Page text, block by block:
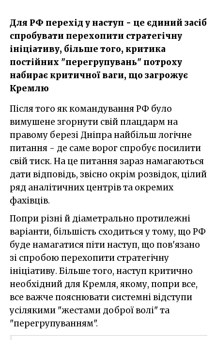
Для РФ перехід у наступ - це єдиний засіб
спробувати перехопити стратегічну
ініціативу, більше того, критика
постійних "перегрупувань" потроху
набирає критичної ваги, що загрожує
Кремлю
Після того як командування РФ було
вимушене згорнути свій плацдарм на
правому березі Дніпра найбільш логічне
питання - де саме ворог спробує посилити
свій тиск. На це питання зараз намагаються
дати відповідь, звісно окрім розвідок, цілий
ряд аналітичних центрів та окремих
фахівців.
Попри різні й діаметрально протилежні
варіанти, більшість сходиться у тому, що РФ
буде намагатися піти наступ, що пов'язано
зі спробою перехопити стратегічну
ініціативу. Більше того, наступ критично
необхідний для Кремля, якому, попри все,
все важче пояснювати системні відступи
усілякими "жестами доброї волі" та
"перегрупуванням".